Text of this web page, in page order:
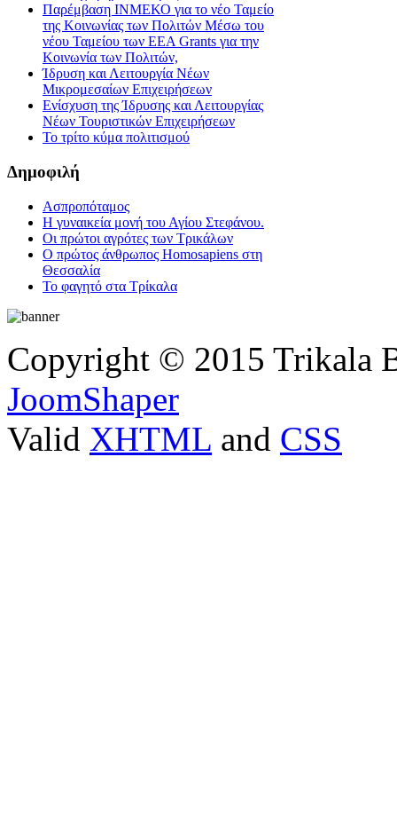
Παρέμβαση ΙΝΜΕΚΟ για το νέο Ταμείο
της Κοινωνίας των Πολιτών Μέσω του
νέου Ταμείου των ΕΕΑ Grants για την
Κοινωνία των Πολιτών,
Ίδρυση και Λειτουργία Νέων
Μικρομεσαίων Επιχειρήσεων
Ενίσχυση της Ίδρυσης και Λειτουργίας
Νέων Τουριστικών Επιχειρήσεων
Το τρίτο κύμα πολιτισμού
Δημοφιλή
Ασπροπόταμος
Η γυναικεία μονή του Αγίου Στεφάνου.
Οι πρώτοι αγρότες των Τρικάλων
Ο πρώτος άνθρωπος Homosapiens στη
Θεσσαλία
Το φαγητό στα Τρίκαλα
Copyright © 2015 Trikala
JoomShaper
Valid XHTML and CSS